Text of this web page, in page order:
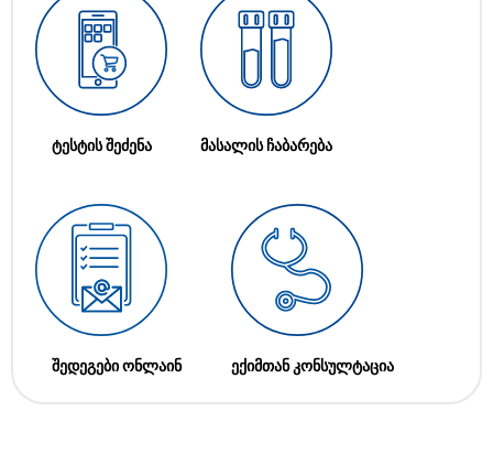
ტესტის შეძენა მასალის ჩაბარება
შედეგები ონლაინ ექიმთან კონსულტაცია